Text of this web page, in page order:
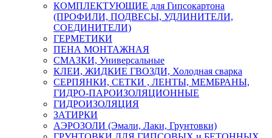
КОМПЛЕКТУЮЩИЕ для Гипсокартона
(ПРОФИЛИ, ПОДВЕСЫ, УДЛИНИТЕЛИ,
СОЕДИНИТЕЛИ)
ГЕРМЕТИКИ
ПЕНА МОНТАЖНАЯ
СМАЗКИ, Универсальные
КЛЕИ, ЖИДКИЕ ГВОЗДИ, Холодная сварка
СЕРПЯНКИ, СЕТКИ , ЛЕНТЫ, МЕМБРАНЫ,
ГИДРО-ПАРОИЗОЛЯЦИОННЫЕ
ГИДРОИЗОЛЯЦИЯ
ЗАТИРКИ
АЭРОЗОЛИ (Эмали, Лаки, Грунтовки)